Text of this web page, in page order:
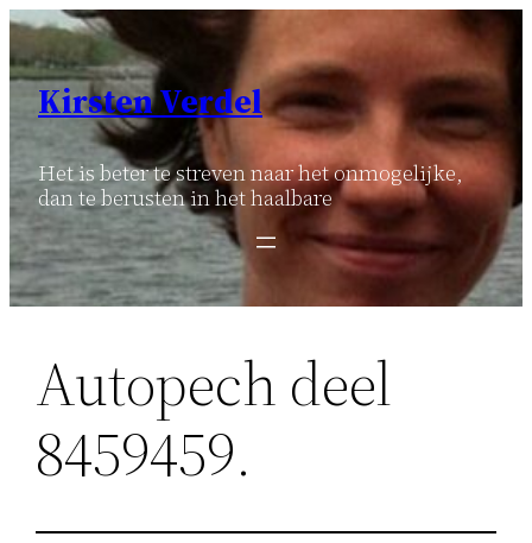
Ga
naar
inhoud
Kirsten Verdel
Het is beter te streven naar het onmogelijke,
dan te berusten in het haalbare
Autopech deel
8459459.